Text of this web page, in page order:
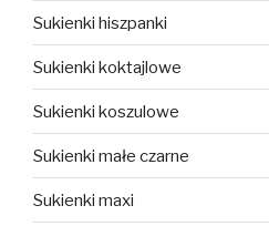
Sukienki hiszpanki
Sukienki koktajlowe
Sukienki koszulowe
Sukienki małe czarne
Sukienki maxi